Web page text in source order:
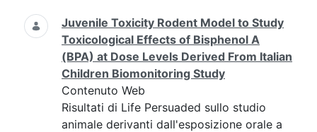
Juvenile Toxicity Rodent Model to Study
Toxicological Effects of Bisphenol A
(BPA) at Dose Levels Derived From Italian
Children Biomonitoring Study
Contenuto Web
Risultati di Life Persuaded sullo studio
animale derivanti dall'esposizione orale a